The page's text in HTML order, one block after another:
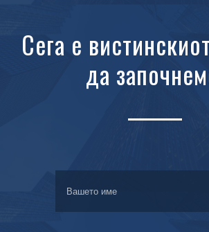
Сега е
да